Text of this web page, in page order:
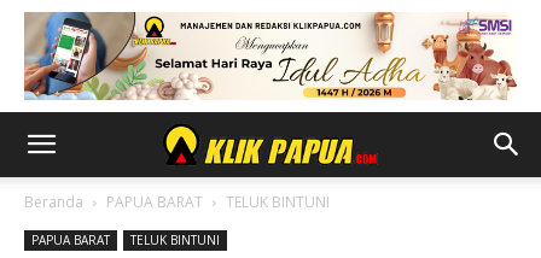
Beranda PAPUA BARAT TELUK BINTUNI
PAPUA BARAT TELUK BINTUNI